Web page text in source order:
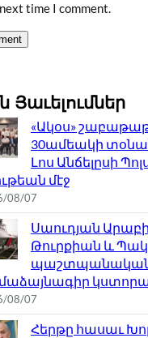
time I comment.
Յաւելումներ
«Ակօս»
30ամեակի
Լոս Անճելըսի
մէջ
08/07
Սաուդյան
Թուրքիան և
08/07
Հերթը հասաւ